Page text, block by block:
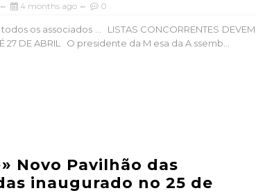
4 months ago 0
os associados ... LISTAS CONCORRENTES DEVEM
27 DE ABRIL O presidente da M esa da A ssemb...
Novo Pavilhão das
inaugurado no 25 de